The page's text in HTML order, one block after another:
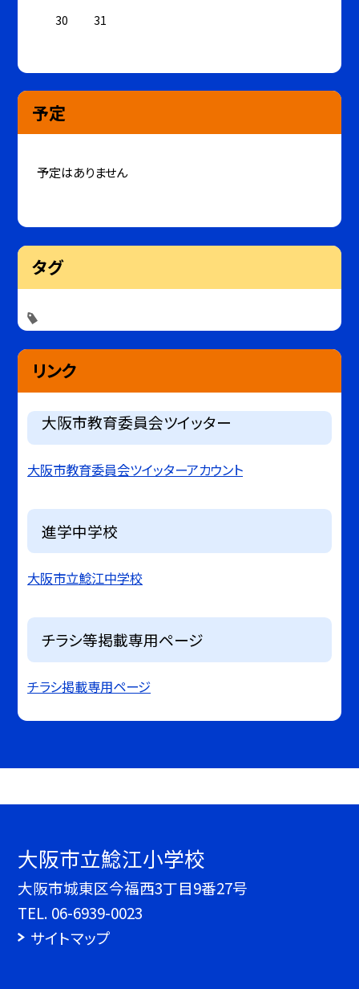
30
31
予定
予定はありません
タグ
リンク
大阪市教育委員会ツイッター
大阪市教育委員会ツイッターアカウント
進学中学校
大阪市立鯰江中学校
チラシ等掲載専用ページ
チラシ掲載専用ページ
大阪市立鯰江小学校
大阪市城東区今福西3丁目9番27号
TEL. 06-6939-0023
サイトマップ